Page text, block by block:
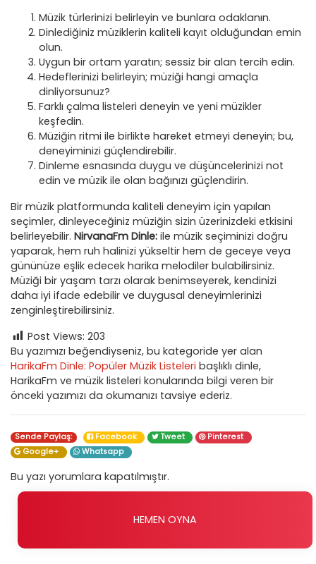
Müzik türlerinizi belirleyin ve bunlara odaklanın.
Dinlediğiniz müziklerin kaliteli kayıt olduğundan emin
olun.
Uygun bir ortam yaratın; sessiz bir alan tercih edin.
Hedeflerinizi belirleyin; müziği hangi amaçla
dinliyorsunuz?
Farklı çalma listeleri deneyin ve yeni müzikler
keşfedin.
Müziğin ritmi ile birlikte hareket etmeyi deneyin; bu,
deneyiminizi güçlendirebilir.
Dinleme esnasında duygu ve düşüncelerinizi not
edin ve müzik ile olan bağınızı güçlendirin.
Bir müzik platformunda kaliteli deneyim için yapılan
seçimler, dinleyeceğiniz müziğin sizin üzerinizdeki etkisini
belirleyebilir. NirvanaFm Dinle: ile müzik seçiminizi doğru
yaparak, hem ruh halinizi yükseltir hem de geceye veya
gününüze eşlik edecek harika melodiler bulabilirsiniz.
Müziği bir yaşam tarzı olarak benimseyerek, kendinizi
daha iyi ifade edebilir ve duygusal deneyimlerinizi
zenginleştirebilirsiniz.
Post Views: 203
Bu yazımızı beğendiyseniz, bu kategoride yer alan
HarikaFm Dinle: Popüler Müzik Listeleri başlıklı dinle,
HarikaFm ve müzik listeleri konularında bilgi veren bir
önceki yazımızı da okumanızı tavsiye ederiz.
Sende Paylaş: Facebook Tweet
Pinterest
Google+
Whatsapp
Bu yazı yorumlara kapatılmıştır.
HEMEN OYNA